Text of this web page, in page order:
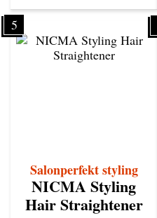
5
Salonperfekt styling
NICMA Styling
Hair Straightener